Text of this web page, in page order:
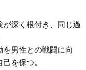
が深く根付き、同じ過
男性との戦闘に向
を保つ。